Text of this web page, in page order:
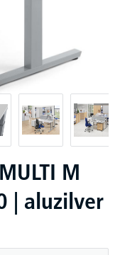
M
| aluzilver